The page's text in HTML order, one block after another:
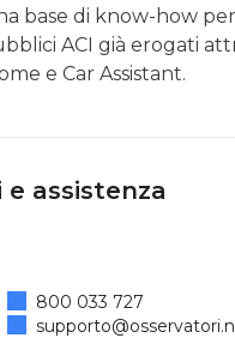
base di know-how
ACI già erogati
e Car Assistant.
assistenza
800 033 727